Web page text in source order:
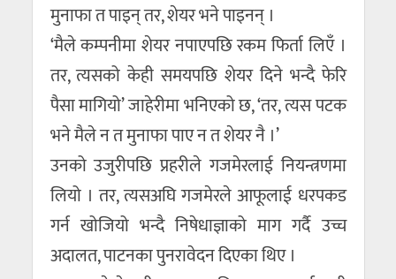
मुनाफा त पाइन् तर, शेयर भने पाइनन् ।
‘मैले कम्पनीमा शेयर नपाएपछि रकम फिर्ता लिएँ ।
तर, त्यसको केही समयपछि शेयर दिने भन्दै फेरि
पैसा मागियो’ जाहेरीमा भनिएको छ, ‘तर, त्यस पटक
भने मैले न त मुनाफा पाए न त शेयर नै ।’
उनको उजुरीपछि प्रहरीले गजमेरलाई नियन्त्रणमा
लियो । तर, त्यसअघि गजमेरले आफूलाई धरपकड
गर्न खोजियो भन्दै निषेधाज्ञाको माग गर्दै उच्च
अदालत, पाटनका पुनरावेदन दिएका थिए ।